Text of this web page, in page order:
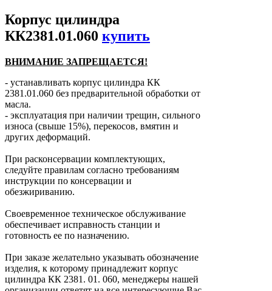
Корпус цилиндра
КК2381.01.060 купить
ВНИМАНИЕ ЗАПРЕЩАЕТСЯ!
- устанавливать корпус цилиндра КК
2381.01.060 без предварительной обработки от
масла.
- эксплуатация при наличии трещин, сильного
износа (свыше 15%), перекосов, вмятин и
других деформаций.
При расконсервации комплектующих,
следуйте правилам согласно требованиям
инструкции по консервации и
обезжириванию.
Своевременное техническое обслуживание
обеспечивает исправность станции и
готовность ее по назначению.
При заказе желательно указывать обозначение
изделия, к которому принадлежит корпус
цилиндра КК 2381. 01. 060, менеджеры нашей